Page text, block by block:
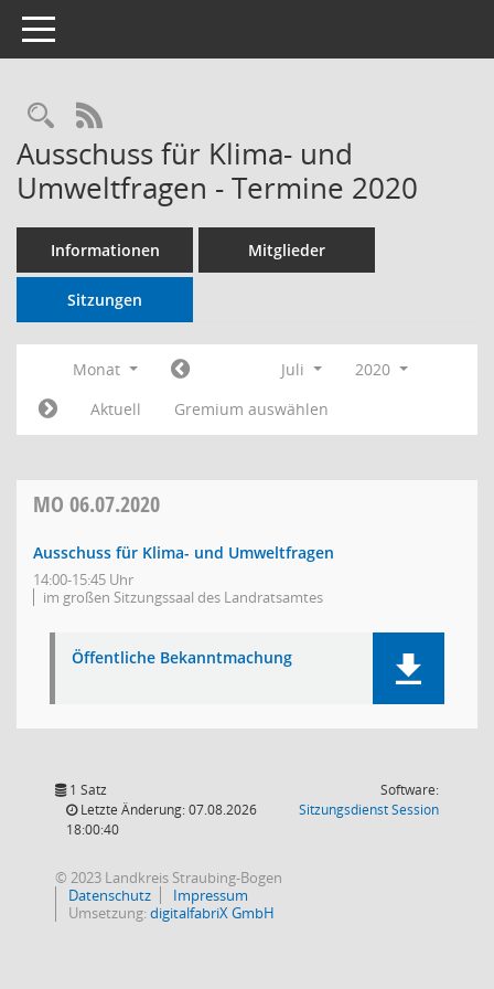
Toggle navigation
RSS-Feed
Ausschuss für Klima- und
Umweltfragen - Termine 2020
Informationen Mitglieder
Sitzungen
Monat Juli
2020
Aktuell
Gremium auswählen
MO 06.07.2020
Ausschuss für Klima- und Umweltfragen
14:00-15:45 Uhr
im großen Sitzungssaal des Landratsamtes
Öffentliche Bekanntmachung
1 Satz
Letzte Änderung: 07.08.2026
18:00:40
Software:
SitzungsdienstSession(Wird in
© 2023 Landkreis Straubing-Bogen
Datenschutz
Impressum
Umsetzung:digitalfabriX GmbH